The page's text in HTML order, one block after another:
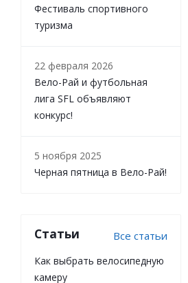
Фестиваль спортивного
туризма
22 февраля 2026
Вело-Рай и футбольная
лига SFL объявляют
конкурс!
5 ноября 2025
Черная пятница в Вело-Рай!
Статьи Все статьи
Как выбрать велосипедную
камеру